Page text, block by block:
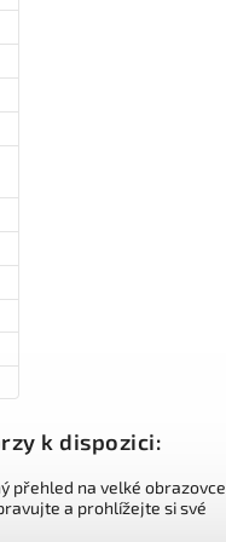
k dispozici:
přehled na velké
a prohlížejte si své